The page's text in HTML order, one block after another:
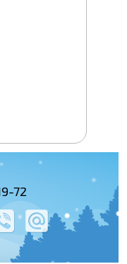
+7 (495)
72